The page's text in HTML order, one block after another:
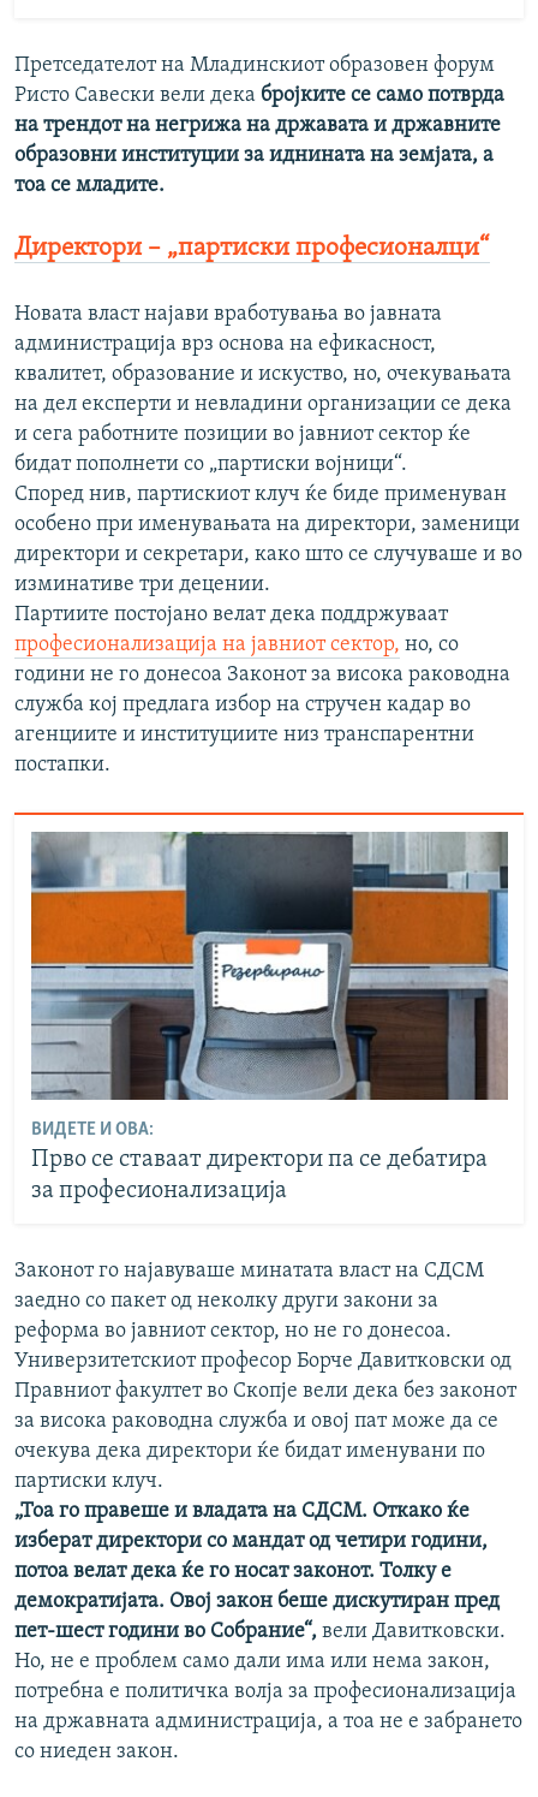
Претседателот на Младинскиот образовен форум
Ристо Савески вели дека бројките се само потврда
на трендот на негрижа на државата и државните
образовни институции за иднината на земјата, а
тоа се младите.
Директори – „партиски професионалци“
Новата власт најави вработувања во јавната
администрација врз основа на ефикасност,
квалитет, образование и искуство, но, очекувањата
на дел експерти и невладини организации се дека
и сега работните позиции во јавниот сектор ќе
бидат пополнети со „партиски војници“.
Според нив, партискиот клуч ќе биде применуван
особено при именувањата на директори, заменици
директори и секретари, како што се случуваше и во
изминативе три децении.
Партиите постојано велат дека поддржуваат
професионализација на јавниот сектор, но, со
години не го донесоа Законот за висока раководна
служба кој предлага избор на стручен кадар во
агенциите и институциите низ транспарентни
постапки.
ВИДЕТЕ И ОВА:
Прво се ставаат директори па се дебатира
за професионализација
Законот го најавуваше минатата власт на СДСМ
заедно со пакет од неколку други закони за
реформа во јавниот сектор, но не го донесоа.
Универзитетскиот професор Борче Давитковски од
Правниот факултет во Скопје вели дека без законот
за висока раководна служба и овој пат може да се
очекува дека директори ќе бидат именувани по
партиски клуч.
„Тоа го правеше и владата на СДСМ. Откако ќе
изберат директори со мандат од четири години,
потоа велат дека ќе го носат законот. Толку е
демократијата. Овој закон беше дискутиран пред
пет-шест години во Собрание“, вели Давитковски.
Но, не е проблем само дали има или нема закон,
потребна е политичка волја за професионализација
на државната администрација, а тоа не е забрането
со ниеден закон.